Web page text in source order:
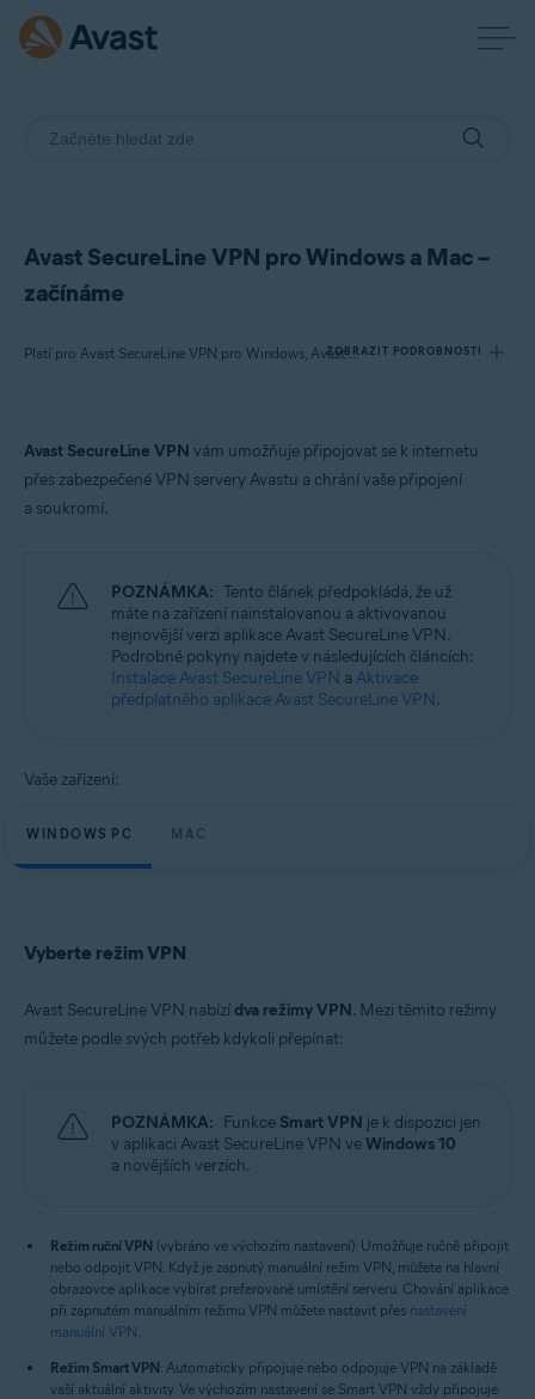
Avast SecureLine VPN pro Windows a Mac –
začínáme
Platí pro Avast SecureLine VPN pro Windows, Avast SecureLine VPN pro Mac
ZOBRAZIT PODROBNOSTI
Produkty:
Avast SecureLine VPN 5.x pro Windows
Microsoft Windows 11 Home / Pro / Enterprise / Education
Microsoft Windows 10 Home / Pro / Enterprise / Education – 32/64bitová
Microsoft Windows 8.1 / Pro / Enterprise – 32/64bitová verze
Microsoft Windows 8 / Pro / Enterprise – 32/64bitový
Microsoft Windows 7 Home Basic / Home Premium / Professional /
Enterprise / Ultimate – Service Pack 1, 32/64bitový
Apple macOS 13.x (Ventura)
Apple macOS 10.15.x (Catalina)
Apple macOS 10.14.x (Mojave)
Avast SecureLine VPN vám umožňuje připojovat se k internetu
přes zabezpečené VPN servery Avastu a chrání vaše připojení
a soukromí.
POZNÁMKA: Tento článek předpokládá, že už
máte na zařízení nainstalovanou a aktivovanou
nejnovější verzi aplikace Avast SecureLine VPN.
Podrobné pokyny najdete v následujících článcích:
Instalace Avast SecureLine VPN a Aktivace
předplatného aplikace Avast SecureLine VPN.
Vaše zařízení:
WINDOWS PC MAC
Vyberte režim VPN
Avast SecureLine VPN nabízídva režimy VPN. Mezi těmito režimy
můžete podle svých potřeb kdykoli přepínat:
POZNÁMKA: Funkce Smart VPN je k dispozici jen
v aplikaci Avast SecureLine VPN veWindows 10
a novějších verzích.
Režim ruční VPN (vybráno ve výchozím nastavení): Umožňuje ručně připojit
nebo odpojit VPN. Když je zapnutý manuální režim VPN, můžete na hlavní
obrazovce aplikace vybírat preferované umístění serveru. Chování aplikace
při zapnutém manuálním režimu VPN můžete nastavit přes nastavení
manuální VPN.
Režim Smart VPN: Automaticky připojuje nebo odpojuje VPN na základě
vaší aktuální aktivity. Ve výchozím nastavení se Smart VPN vždy připojuje